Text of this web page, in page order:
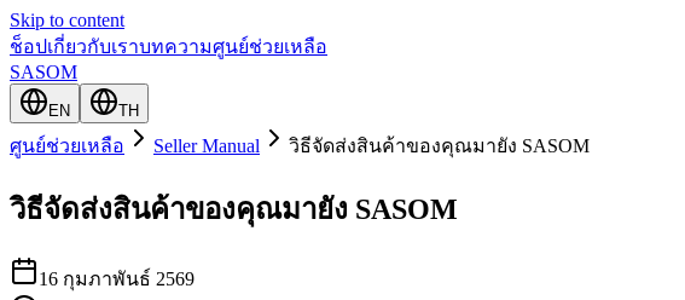
Skip to content
ช็อปเกี่ยวกับเราบทความศูนย์ช่วยเหลือ
SASOM
EN TH
ศูนย์ช่วยเหลือ Seller Manual วิธีจัดส่งสินค้าของคุณมายัง SASOM
วิธีจัดส่งสินค้าของคุณมายัง SASOM
16 กุมภาพันธ์ 2569